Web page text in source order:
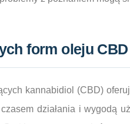
form oleju
kannabidiol (CBD)
działania i wygodą